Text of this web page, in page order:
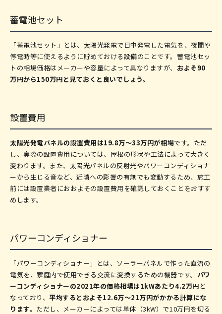
蓄電池セット
「蓄電池セット」とは、太陽光発電で日中発電した電気を、夜間や
停電時等に使えるように貯めておける設備のことです。蓄電池セッ
トの相場価格はメーカーや容量によって異なりますが、 およそ90
万円から150万円と見ておくと良いでしょう。
設置費用
太陽光発電パネルの設置費用は19.8万～33万円が相場です。ただ
し、実際の設置費用については、屋根の形状や工法によって大きく
変わります。また、太陽光パネルの反射光やパワーコンディショナ
ーから生じる音など、近隣への影響の有無でも変動するため、施工
前には設置業者におおよその設置費用を確認しておくことをおすす
めします。
パワーコンディショナー
「パワーコンディショナー」とは、ソーラーパネルで作った直流の
電気を、家庭内で使用できる交流に変換するための機器です。 パワ
ーコンディショナーの2021年の価格相場は1kWあたり4.2万円 と
なっており、 平均するとおよそ12.6万～21万円がかかる計算にな
ります。 ただし、メーカーによっては単体（3kW）で10万円を切る